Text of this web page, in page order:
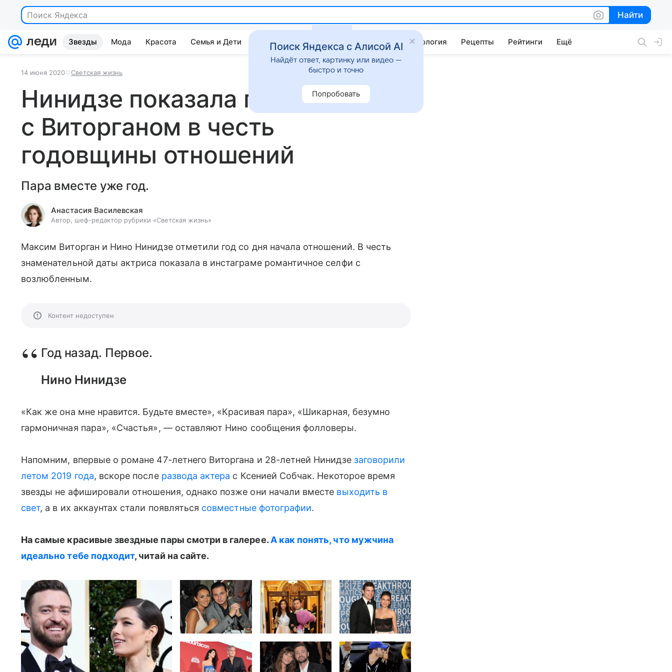
Поиск Яндекса Найти
Найти
Звезды Мода Красота Семья и Дети Дом Гороскопы Стиль жизни Психология Рецепты Рейтинги Ещё
14 июня 2020 Светская жизнь
Нинидзе показала первое селфи
с Виторганом в честь
годовщины отношений
Пара вместе уже год.
Анастасия Василевская
Автор, шеф-редактор рубрики «Светская жизнь»
Максим Виторган и Нино Нинидзе отметили год со дня начала отношений. В честь
знаменательной даты актриса показала в инстаграме романтичное селфи с
возлюбленным.
Контент недоступен
Год назад. Первое.
Нино Нинидзе
«Как же она мне нравится. Будьте вместе», «Красивая пара», «Шикарная, безумно
гармоничная пара», «Счастья», — оставляют Нино сообщения фолловеры.
Напомним, впервые о романе 47-летнего Виторгана и 28-летней Нинидзе заговорили
летом 2019 года, вскоре после развода актера с Ксенией Собчак. Некоторое время
звезды не афишировали отношения, однако позже они начали вместе выходить в
свет, а в их аккаунтах стали появляться совместные фотографии.
На самые красивые звездные пары смотри в галерее. А как понять, что мужчина
идеально тебе подходит, читай на сайте.
Поиск Яндекса с Алисой AI
Найдёт ответ, картинку или видео —
быстро и точно
Попробовать